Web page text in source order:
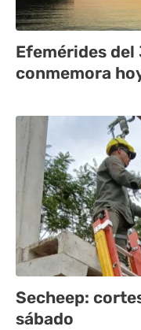
Efemérides del
conmemora
Secheep:
sábado